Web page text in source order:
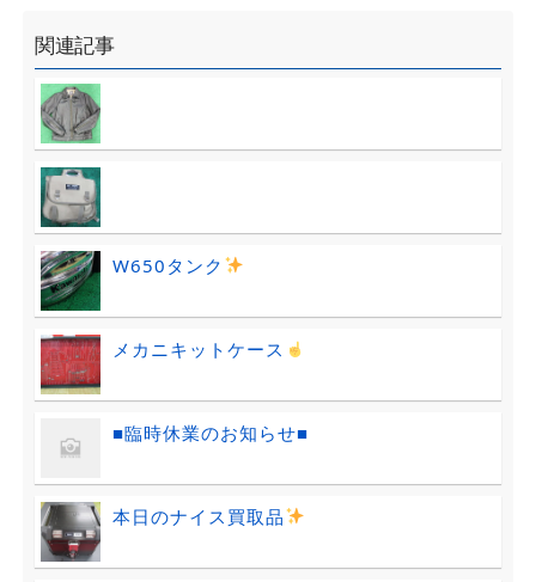
関連記事
W650タンク
メカニキットケース
■臨時休業のお知らせ■
本日のナイス買取品